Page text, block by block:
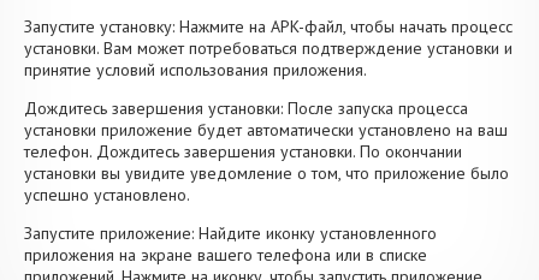
Запустите установку: Нажмите на APK-файл, чтобы начать процесс
установки. Вам может потребоваться подтверждение установки и
принятие условий использования приложения.
Дождитесь завершения установки: После запуска процесса
установки приложение будет автоматически установлено на ваш
телефон. Дождитесь завершения установки. По окончании
установки вы увидите уведомление о том, что приложение было
успешно установлено.
Запустите приложение: Найдите иконку установленного
приложения на экране вашего телефона или в списке